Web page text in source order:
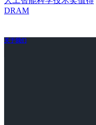
DRAM
关于我们